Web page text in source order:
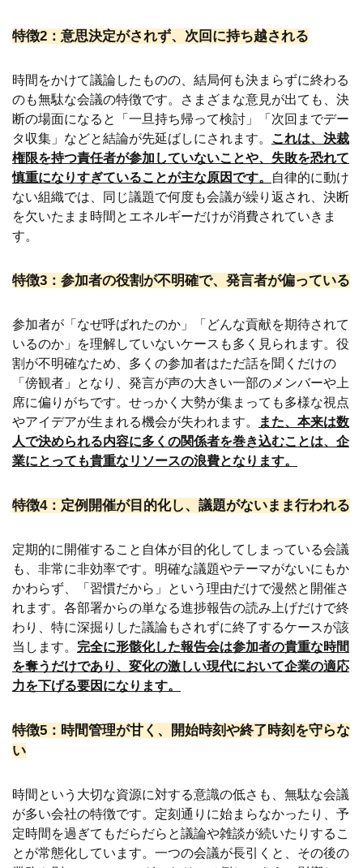
特徴2：意思決定がされず、次回に持ち越される
時間をかけて議論したものの、結局何も決まらずに終わる
のも無駄な会議の特徴です。さまざまな意見が出ても、決
断の場面になると「一旦持ち帰って検討」「次回までデー
タ収集」などと結論が先延ばしにされます。
これは、決裁
権限を持つ責任者が参加していないことや、失敗を恐れて
慎重になりすぎていることが主な原因です。
自律的に動け
ない組織では、同じ議題で何度も会議が繰り返され、決断
を欠いたまま時間とエネルギーだけが消費されていきま
す。
特徴3：参加者の役割が不明確で、発言者が偏っている
参加者が「なぜ呼ばれたのか」「どんな貢献を期待されて
いるのか」を理解していないケースも多く見られます。役
割が不明確なため、多くの参加者はただ話を聞くだけの
「傍観者」となり、発言が声の大きい一部のメンバーや上
席に偏りがちです。せっかく大勢が集まっても多様な視点
やアイデアが生まれる機会が失われます。
また、本来は数
人で決められる内容に多くの関係者を巻き込むことは、企
業にとっても貴重なリソースの浪費となります。
特徴4：定例開催が目的化し、議題がないまま行われる
定期的に開催すること自体が目的化してしまっている会議
も、非常に非効率です。明確な議題やテーマがないにもか
かわらず、「習慣だから」という理由だけで漫然と開催さ
れます。各部署からの単なる進捗報告の読み上げだけで終
わり、特に深掘りした議論もされずに終了するケースが該
当します。 完全に形骸化した報告会は参加者の貴重な時間
を奪うだけであり、変化の激しい現代において企業の適応
力を下げる要因になります。
特徴5：時間管理が甘く、開始時刻や終了時刻を守らな
い
時間という大切な資源に対する意識の低さも、無駄な会議
が多い会社の特徴です。定刻通りに始まらなかったり、予
定時間を過ぎてもだらだらと議論や雑談が続いたりするこ
とが常態化しています。一つの会議が長引くと、その後の